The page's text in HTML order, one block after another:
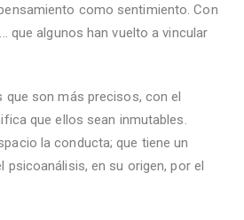
como sentimiento. Con
que algunos han vuelto a vincular
que son más precisos, con el
que ellos sean inmutables.
la conducta; que tiene un
psicoanálisis, en su origen, por el